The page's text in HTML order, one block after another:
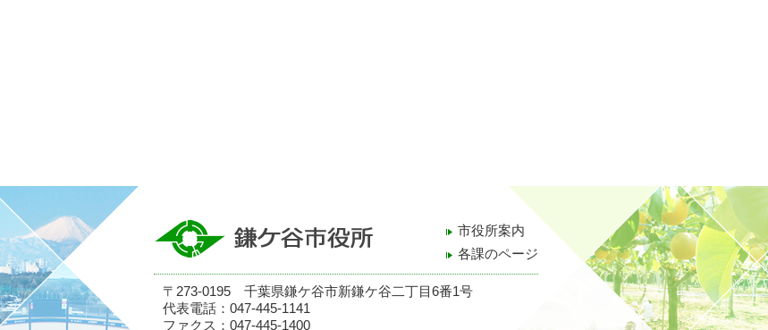
市役所案内
各課のページ
〒273-0195 千葉県鎌ケ谷市新鎌ケ谷二丁目6番1号
代表電話：047-445-1141
ファクス：047-445-1400